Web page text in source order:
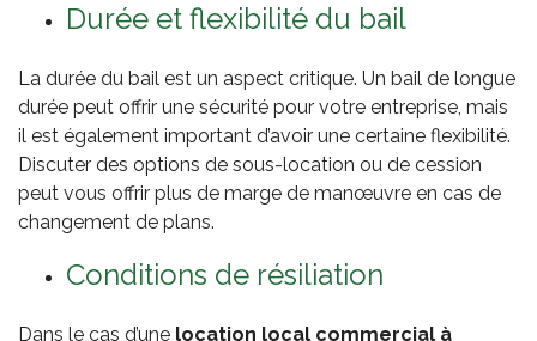
Durée et flexibilité du bail
La durée du bail est un aspect critique. Un bail de longue
durée peut offrir une sécurité pour votre entreprise, mais
il est également important d’avoir une certaine flexibilité.
Discuter des options de sous-location ou de cession
peut vous offrir plus de marge de manœuvre en cas de
changement de plans.
Conditions de résiliation
Dans le cas d’une location local commercial à